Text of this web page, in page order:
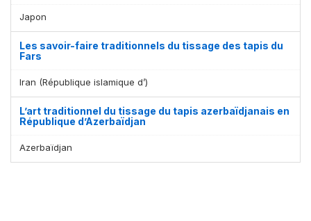
Japon
Les savoir-faire traditionnels du tissage des tapis du
Fars
Iran (République islamique d’)
L’art traditionnel du tissage du tapis azerbaïdjanais en
République d’Azerbaïdjan
Azerbaïdjan